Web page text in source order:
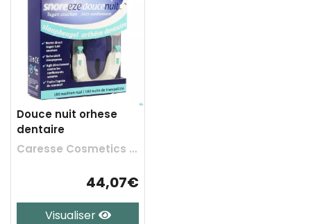
Douce nuit orhese
dentaire
Caresse Cosmetics Bv
44,07€
Visualiser